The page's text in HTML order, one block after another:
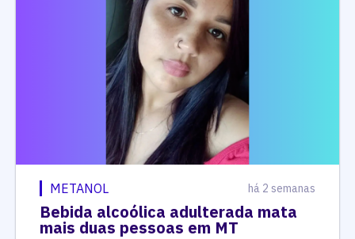
METANOL há 2 semanas
Bebida alcoólica adulterada mata
mais duas pessoas em MT